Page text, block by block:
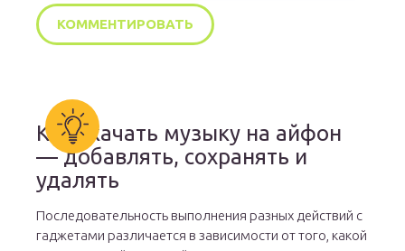
Как скачать музыку на айфон
— добавлять, сохранять и
удалять
Последовательность выполнения разных действий с
гаджетами различается в зависимости от того, какой